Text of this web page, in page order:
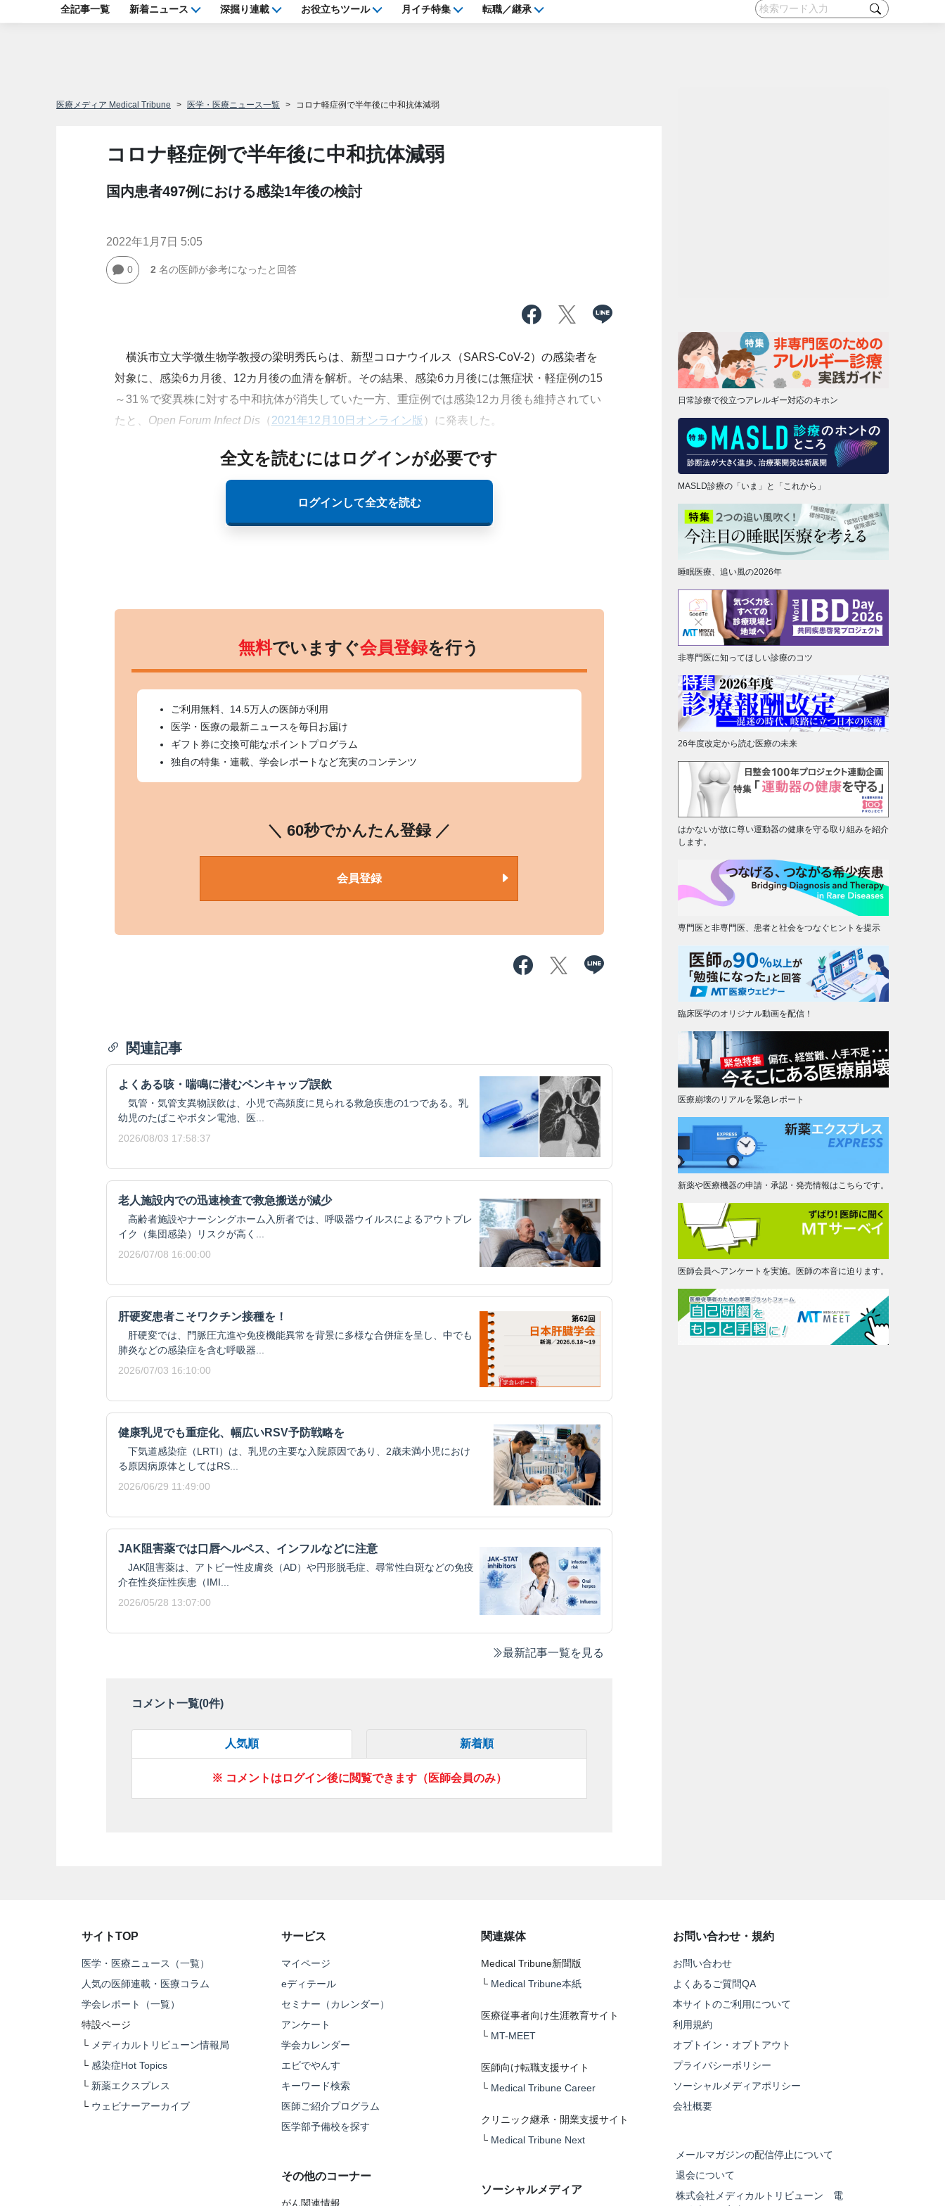
全記事一覧 新着ニュース 深掘り連載 お役立ちツール 月イチ特集 転職／継承
医療メディア Medical Tribune 医学・医療ニュース一覧 コロナ軽症例で半年後に中和抗体減弱
コロナ軽症例で半年後に中和抗体減弱
国内患者497例における感染1年後の検討
2022年1月7日 5:05
0 2 名の医師が参考になったと回答
横浜市立大学微生物学教授の梁明秀氏らは、新型コロナウイルス（SARS-CoV-2）の感染者を
対象に、感染6カ月後、12カ月後の血清を解析。その結果、感染6カ月後には無症状・軽症例の15
～31％で変異株に対する中和抗体が消失していた一方、重症例では感染12カ月後も維持されてい
たと、 Open Forum Infect Dis（ 2021年12月10日オンライン版 ）に発表した。
全文を読むにはログインが必要です
ログインして全文を読む
無料でいますぐ会員登録を行う
ご利用無料、14.5万人の医師が利用
医学・医療の最新ニュースを毎日お届け
ギフト券に交換可能なポイントプログラム
独自の特集・連載、学会レポートなど充実のコンテンツ
＼ 60秒でかんたん登録 ／
会員登録
関連記事
よくある咳・喘鳴に潜むペンキャップ誤飲
気管・気管支異物誤飲は、小児で高頻度に見られる救急疾患の1つである。乳
幼児のたばこやボタン電池、医...
2026/08/03 17:58:37
老人施設内での迅速検査で救急搬送が減少
高齢者施設やナーシングホーム入所者では、呼吸器ウイルスによるアウトブレ
イク（集団感染）リスクが高く...
2026/07/08 16:00:00
肝硬変患者こそワクチン接種を！
肝硬変では、門脈圧亢進や免疫機能異常を背景に多様な合併症を呈し、中でも
肺炎などの感染症を含む呼吸器...
2026/07/03 16:10:00
健康乳児でも重症化、幅広いRSV予防戦略を
下気道感染症（LRTI）は、乳児の主要な入院原因であり、2歳未満小児におけ
る原因病原体としてはRS...
2026/06/29 11:49:00
JAK阻害薬では口唇ヘルペス、インフルなどに注意
JAK阻害薬は、アトピー性皮膚炎（AD）や円形脱毛症、尋常性白斑などの免疫
介在性炎症性疾患（IMI...
2026/05/28 13:07:00
最新記事一覧を見る
コメント一覧(0件)
人気順 新着順
※ コメントはログイン後に閲覧できます（医師会員のみ）
日常診療で役立つアレルギー対応のキホン
MASLD診療の「いま」と「これから」
睡眠医療、追い風の2026年
非専門医に知ってほしい診療のコツ
26年度改定から読む医療の未来
はかないが故に尊い運動器の健康を守る取り組みを紹介
します。
専門医と非専門医、患者と社会をつなぐヒントを提示
臨床医学のオリジナル動画を配信！
医療崩壊のリアルを緊急レポート
新薬や医療機器の申請・承認・発売情報はこちらです。
医師会員へアンケートを実施。医師の本音に迫ります。
サイトTOP
医学・医療ニュース（一覧）
人気の医師連載・医療コラム
学会レポート（一覧）
特設ページ
└ メディカルトリビューン情報局
└ 感染症Hot Topics
└ 新薬エクスプレス
└ ウェビナーアーカイブ
サービス
マイページ
eディテール
セミナー（カレンダー）
アンケート
学会カレンダー
エビでやんす
キーワード検索
医師ご紹介プログラム
医学部予備校を探す
その他のコーナー
がん関連情報
関連媒体
Medical Tribune新聞版
└ Medical Tribune本紙
医療従事者向け生涯教育サイト
└ MT-MEET
医師向け転職支援サイト
└ Medical Tribune Career
クリニック継承・開業支援サイト
└ Medical Tribune Next
ソーシャルメディア
お問い合わせ・規約
お問い合わせ
よくあるご質問QA
本サイトのご利用について
利用規約
オプトイン・オプトアウト
プライバシーポリシー
ソーシャルメディアポリシー
会社概要
メールマガジンの配信停止について
退会について
株式会社メディカルトリビューン 電